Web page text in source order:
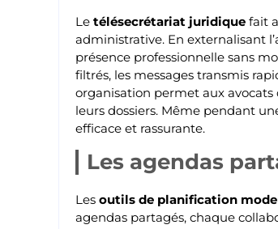
Le télésecrétariat juridique fait
administrative. En externalisant
présence professionnelle sans
filtrés, les messages transmis
organisation permet aux avocats
leurs dossiers. Même pendant
efficace et rassurante.
Les agendas
Les outils de planification
agendas partagés, chaque